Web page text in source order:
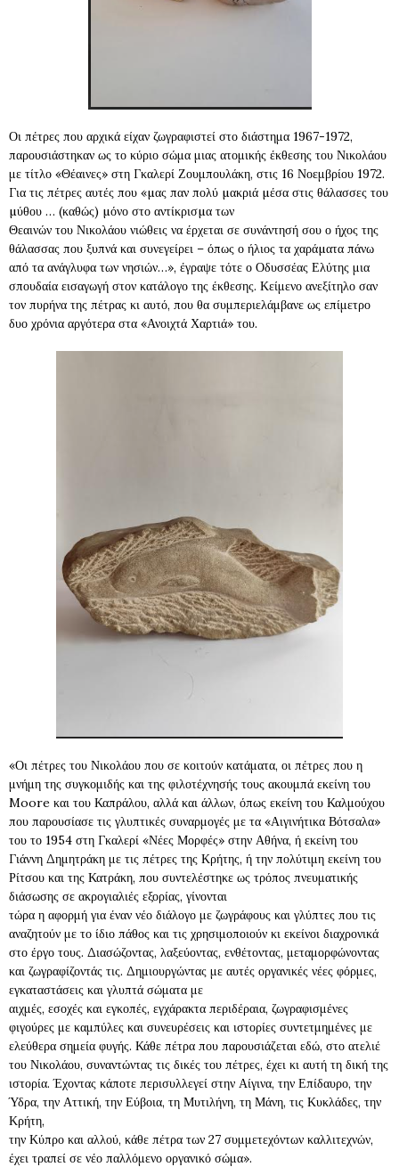
Οι πέτρες που αρχικά είχαν ζωγραφιστεί στο διάστημα 1967-1972,
παρουσιάστηκαν ως το κύριο σώμα μιας ατομικής έκθεσης του Νικολάου
με τίτλο «Θέαινες» στη Γκαλερί Ζουμπουλάκη, στις 16 Νοεμβρίου 1972.
Για τις πέτρες αυτές που «µας παν πολύ µακριά µέσα στις θάλασσες του
µύθου … (καθώς) µόνο στο αντίκρισµα των
Θεαινών του Νικολάου νιώθεις να έρχεται σε συνάντησή σου ο ήχος της
θάλασσας που ξυπνά και συνεγείρει – όπως ο ήλιος τα χαράµατα πάνω
από τα ανάγλυφα των νησιών…», έγραψε τότε ο Οδυσσέας Ελύτης μια
σπουδαία εισαγωγή στον κατάλογο της έκθεσης. Κείμενο ανεξίτηλο σαν
τον πυρήνα της πέτρας κι αυτό, που θα συμπεριελάμβανε ως επίμετρο
δυο χρόνια αργότερα στα «Ανοιχτά Χαρτιά» του.
«Οι πέτρες του Νικολάου που σε κοιτούν κατάματα, οι πέτρες που η
μνήμη της συγκομιδής και της φιλοτέχνησής τους ακουμπά εκείνη του
Moore και του Καπράλου, αλλά και άλλων, όπως εκείνη του Καλμούχου
που παρουσίασε τις γλυπτικές συναρμογές με τα «Αιγινήτικα Βότσαλα»
του το 1954 στη Γκαλερί «Νέες Μορφές» στην Αθήνα, ή εκείνη του
Γιάννη Δημητράκη με τις πέτρες της Κρήτης, ή την πολύτιμη εκείνη του
Ρίτσου και της Κατράκη, που συντελέστηκε ως τρόπος πνευματικής
διάσωσης σε ακρογιαλιές εξορίας, γίνονται
τώρα η αφορμή για έναν νέο διάλογο με ζωγράφους και γλύπτες που τις
αναζητούν με το ίδιο πάθος και τις χρησιμοποιούν κι εκείνοι διαχρονικά
στο έργο τους. Διασώζοντας, λαξεύοντας, ενθέτοντας, μεταμορφώνοντας
και ζωγραφίζοντάς τις. Δημιουργώντας με αυτές οργανικές νέες φόρμες,
εγκαταστάσεις και γλυπτά σώματα με
αιχμές, εσοχές και εγκοπές, εγχάρακτα περιδέραια, ζωγραφισμένες
φιγούρες με καμπύλες και συνευρέσεις και ιστορίες συντετμημένες με
ελεύθερα σημεία φυγής. Κάθε πέτρα που παρουσιάζεται εδώ, στο ατελιέ
του Νικολάου, συναντώντας τις δικές του πέτρες, έχει κι αυτή τη δική της
ιστορία. Έχοντας κάποτε περισυλλεγεί στην Αίγινα, την Επίδαυρο, την
Ύδρα, την Αττική, την Εύβοια, τη Μυτιλήνη, τη Μάνη, τις Κυκλάδες, την
Κρήτη,
την Κύπρο και αλλού, κάθε πέτρα των 27 συμμετεχόντων καλλιτεχνών,
έχει τραπεί σε νέο παλλόμενο οργανικό σώμα».